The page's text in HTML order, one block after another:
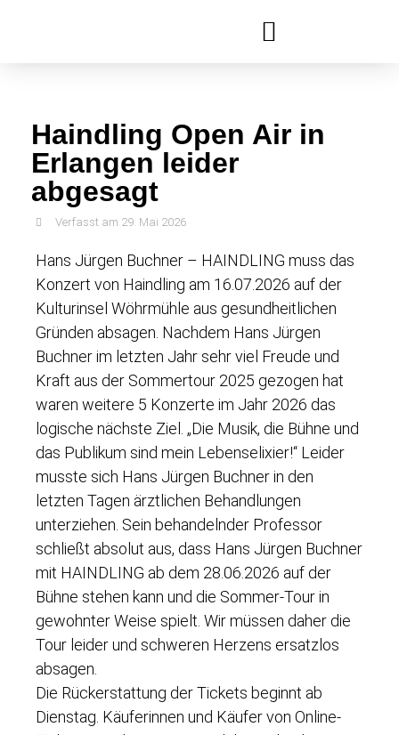
Haindling Open Air in
Erlangen leider
abgesagt
Verfasst am 29. Mai 2026
Hans Jürgen Buchner – HAINDLING muss das
Konzert von Haindling am 16.07.2026 auf der
Kulturinsel Wöhrmühle aus gesundheitlichen
Gründen absagen. Nachdem Hans Jürgen
Buchner im letzten Jahr sehr viel Freude und
Kraft aus der Sommertour 2025 gezogen hat
waren weitere 5 Konzerte im Jahr 2026 das
logische nächste Ziel. „Die Musik, die Bühne und
das Publikum sind mein Lebenselixier!“ Leider
musste sich Hans Jürgen Buchner in den
letzten Tagen ärztlichen Behandlungen
unterziehen. Sein behandelnder Professor
schließt absolut aus, dass Hans Jürgen Buchner
mit HAINDLING ab dem 28.06.2026 auf der
Bühne stehen kann und die Sommer-Tour in
gewohnter Weise spielt. Wir müssen daher die
Tour leider und schweren Herzens ersatzlos
absagen.
Die Rückerstattung der Tickets beginnt ab
Dienstag. Käuferinnen und Käufer von Online-